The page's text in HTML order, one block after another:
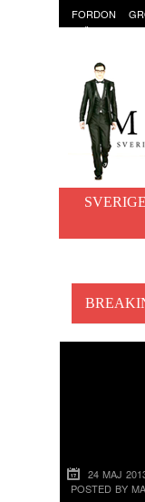
FORDON
KLÄDER &
24 MAJ
POSTED BY